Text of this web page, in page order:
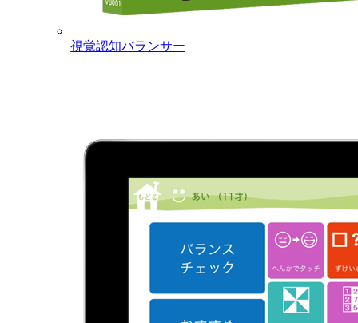
視覚認知バランサー